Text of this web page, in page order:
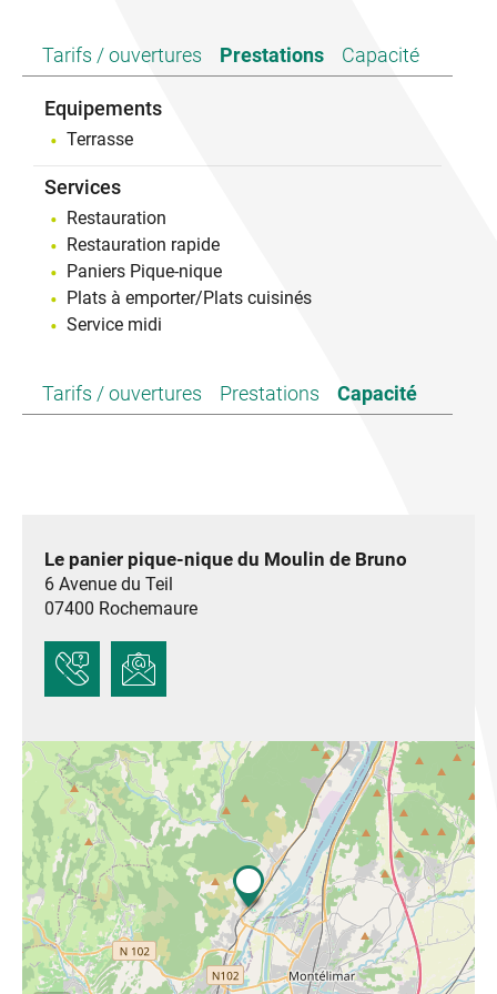
Tarifs / ouvertures Prestations Capacité
Equipements
Terrasse
Services
Restauration
Restauration rapide
Paniers Pique-nique
Plats à emporter/Plats cuisinés
Service midi
Tarifs / ouvertures Prestations Capacité
Le panier pique-nique du Moulin de Bruno
6 Avenue du Teil
07400 Rochemaure